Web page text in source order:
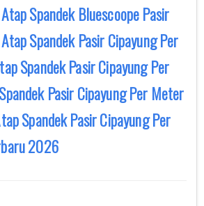
Spandek Bluescoope Pasir
Spandek Pasir Cipayung Per
Spandek Pasir Cipayung Per
Pasir Cipayung Per Meter
Spandek Pasir Cipayung Per
2026